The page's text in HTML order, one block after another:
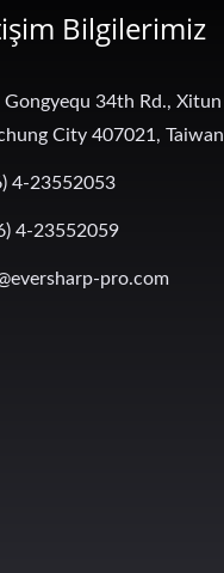
Bilgilerimiz
Gongyequ 34th Rd., Xitun
City 407021, Taiwan
4-23552053
4-23552059
pro.com